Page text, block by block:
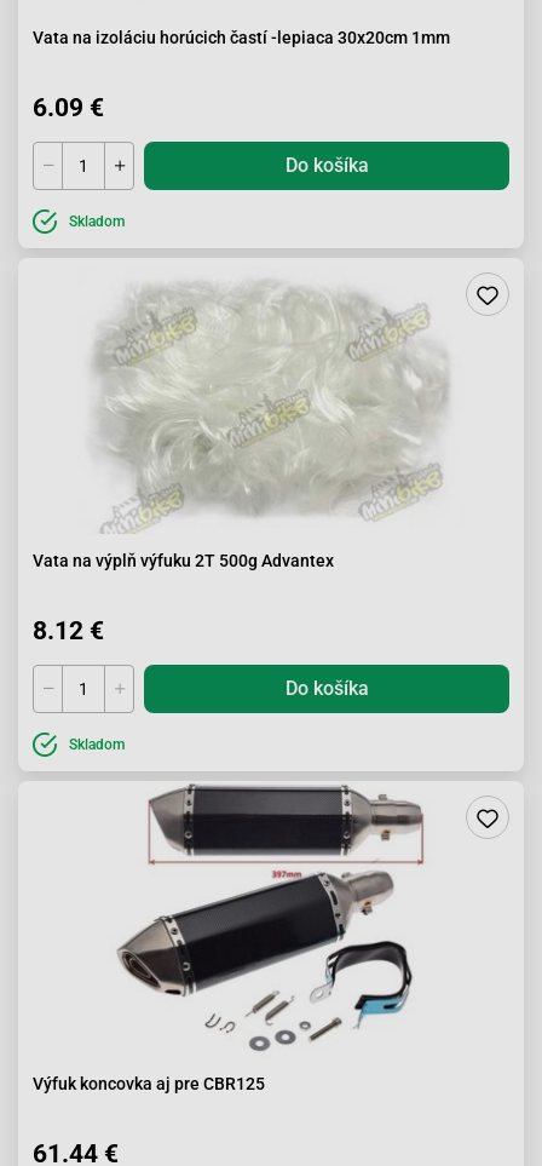
Vata na izoláciu horúcich častí -lepiaca 30x20cm 1mm
6.09 €
Do košíka
Skladom
Vata na výplň výfuku 2T 500g Advantex
8.12 €
Do košíka
Skladom
Výfuk koncovka aj pre CBR125
61.44 €